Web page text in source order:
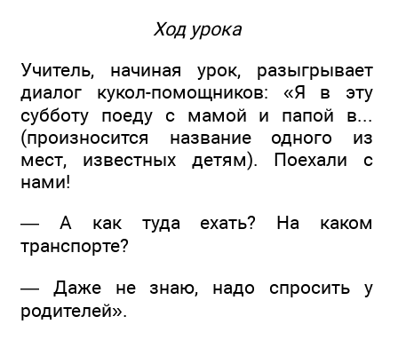
Ход урока
Учитель, начиная урок, разыгрывает
диалог кукол-помощников: «Я в эту
субботу поеду с мамой и папой в...
(произносится название одного из
мест, известных детям). Поехали с
нами!
— А как туда ехать? На каком
транспорте?
— Даже не знаю, надо спросить у
родителей».